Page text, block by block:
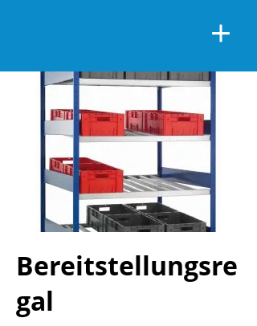
Bereitstellungsre
gal